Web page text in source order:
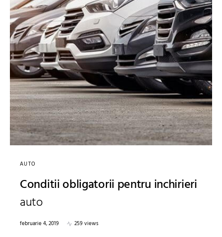
AUTO
Conditii obligatorii pentru inchirieri
auto
februarie 4, 2019
259 views